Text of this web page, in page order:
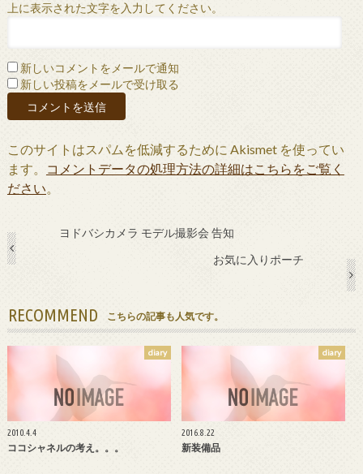
上に表示された文字を入力してください。
新しいコメントをメールで通知
新しい投稿をメールで受け取る
このサイトはスパムを低減するために Akismet を使ってい
ます。
コメントデータの処理方法の詳細はこちらをご覧く
ださい
ヨドバシカメラ モデル撮影会 告知
お気に入りポーチ
RECOMMEND こちらの記事も人気です。
diary
2010.4.4
ココシャネルの考え。。。
diary
2016.8.22
新装備品